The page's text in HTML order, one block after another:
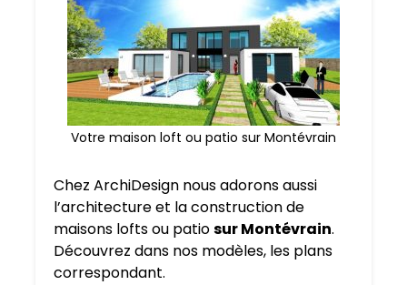
Votre maison loft ou patio sur Montévrain
Chez ArchiDesign nous adorons aussi
l’architecture et la construction de
maisons lofts ou patiosur Montévrain.
Découvrez dans nos modèles, les plans
correspondant.